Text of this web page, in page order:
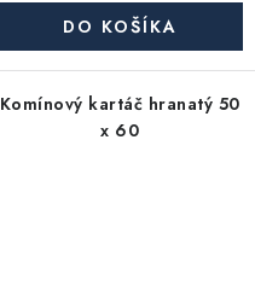
DO KOŠÍKA
Komínový kartáč hranatý 50
x 60